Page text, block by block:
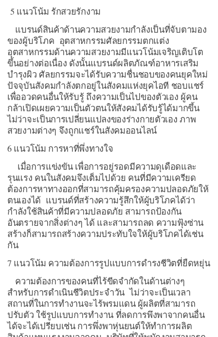
5 แนวโน้ม รักสวยรักงาม
แบรนด์สินค้าด้านความสวยงามกำลังเป็นที่จับตามอง
ของผู้บริโภค อุตสาหกรรมศัลยกรรมตกแต่ง
อุตสาหกรรมด้านความสวยงามมีแนวโน้มเจริญเติบโต
ขึ้นอย่างต่อเนื่อง ดังนั้นแบรนด์ผลิตภัณฑ์อาหารเสริม
บำรุงผิว ศัลยกรรมจะได้รับความชื่นชอบของคนยุคใหม่
ปัจจุบันสังคมกำลังตกอยู่ในสังคมแห่งยุคไอที ชอบแชร์
เพื่ออวดคนอื่นให้รับรู้ ถึงความเป็นไปของตัวเอง ผู้คน
กล้าเปิดเผยความเป็นตัวตนให้สังคมได้รับรู้ได้มากขึ้น
ไม่ว่าจะเป็นการเปลี่ยนแปลงของร่างกายตัวเอง ภาพ
สวยงามต่างๆ จึงถูกแชร์ในสังคมออนไลน์
6 แนวโน้ม การหาที่พึ่งทางใจ
เมื่อการแข่งขัน เพื่อการอยู่รอดมีความดุเดือดและ
รุนแรง คนในสังคมจึงเต็มไปด้วย คนที่มีความเครียด
ต้องการหาทางออกที่สามารถคุ้มครองความปลอดภัยให้
ตนเองได้ แบรนด์ที่สร้างความรู้สึกให้ผู้บริโภคได้ว่า
กำลังใช้สินค้าที่มีความปลอดภัย สามารถป้องกัน
อันตรายจากสิ่งต่างๆ ได้ และสามารถลด ความฟุ้งซ่าน
สร้างก็สามารถสร้างความประทับใจให้ผู้บริโภคได้เช่น
กัน
7 แนวโน้ม ความต้องการรูปแบบการดำรงชีวิตที่ยืดหยุ่น
ความต้องการของคนที่ไร้ขีดจำกัดในด้านต่างๆ
สำหรับการดำเนินชีวิตประจำวัน ไม่ว่าจะเป็นเวลา
สถานที่ในการทำงานจะไร้พรมแดน ผู้ผลิตที่สามารถ
ปรับตัว ใช้รูปแบบการทำงาน ที่ลดการพึงพาจากคนอื่น
ได้จะได้เปรียบเช่น การพึ่งพาหุ่นยนต์ให้ทำการผลิต